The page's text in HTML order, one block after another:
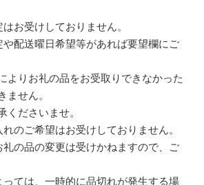
お受けしておりません。
配送曜日希望等があれば要望欄にご
よりお礼の品をお受取りできなかった
ません。
ださいませ。
のご希望はお受けしておりません。
の品の変更は受けかねますので、ご
ては、一時的に品切れが発生する場